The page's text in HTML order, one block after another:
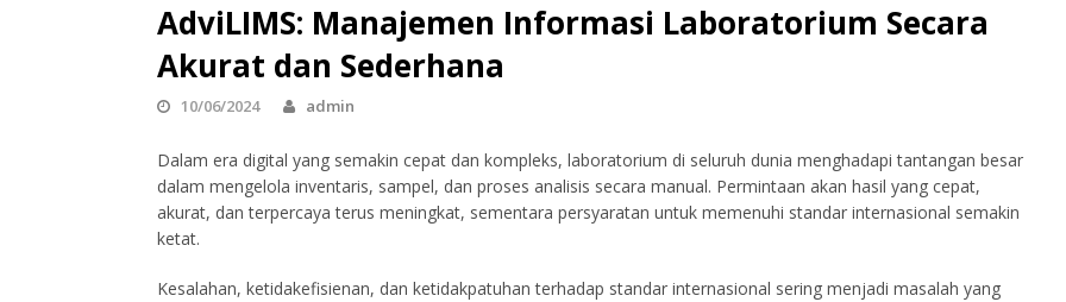
AdviLIMS: Manajemen Informasi Laboratorium Secara
Akurat dan Sederhana
10/06/2024 admin
Dalam era digital yang semakin cepat dan kompleks, laboratorium di seluruh dunia menghadapi tantangan besar
dalam mengelola inventaris, sampel, dan proses analisis secara manual. Permintaan akan hasil yang cepat,
akurat, dan terpercaya terus meningkat, sementara persyaratan untuk memenuhi standar internasional semakin
ketat.
Kesalahan, ketidakefisienan, dan ketidakpatuhan terhadap standar internasional sering menjadi masalah yang